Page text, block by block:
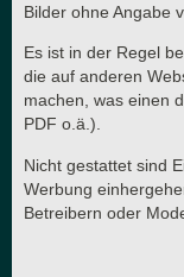
Bilder ohne Angabe
Es ist in der Regel
die auf anderen
machen, was einen
PDF o.ä.).
Nicht gestattet sind
Werbung
Betreibern oder